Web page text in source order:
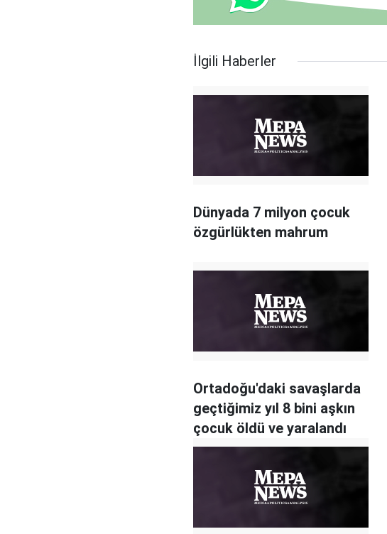
İlgili Haberler
Dünyada 7 milyon çocuk
özgürlükten mahrum
Ortadoğu'daki savaşlarda
geçtiğimiz yıl 8 bini aşkın
çocuk öldü ve yaralandı